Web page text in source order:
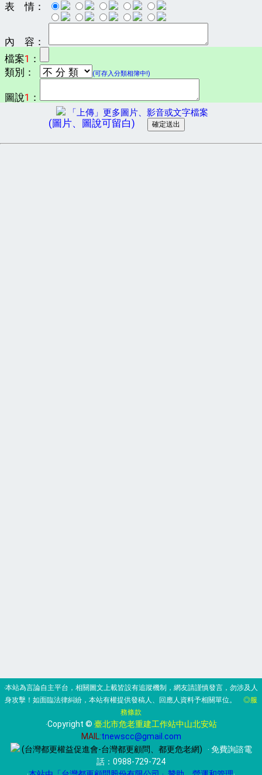
表 情：
內 容：
檔案1 ：
類別：
(可存入分類相簿中!)
圖說1 ：
「上傳」更多圖片、影音或文字檔案
(圖片、圖說可留白)
‧本站為言論自主平台，相關圖文上載皆設有追蹤機制，網友請謹慎發言，勿涉及人
身攻擊！如面臨法律糾紛，本站有權提供發稿人、回應人資料予相關單位。 ◎服
務條款
‧Copyright © 臺北市危老重建工作站中山北安站
MAIL:tnewscc@gmail.com
(台灣都更權益促進會-台灣都更顧問、都更危老網)
‧ 免費詢諮電
話： 0988-729-724